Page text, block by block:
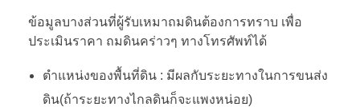
ข้อมูลบางส่วนที่ผู้รับเหมาถมดินต้องการทราบ เพื่อ
ประเมินราคา ถมดินคร่าวๆ ทางโทรศัพท์ได้
ตำแหน่งของพื้นที่ดิน : มีผลกับระยะทางในการขนส่ง
ดิน(ถ้าระยะทางไกลดินก็จะแพงหน่อย)